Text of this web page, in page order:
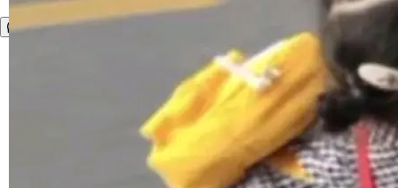
成本降低 30%，精度不变。 FP8 省的不仅是显
存 KV cache 是推理时最吃显...
先理解你的语境和意图，再把准确的文字直接给
到你。从“逐字转写、单点优化”演进为“理解语
境、兼容场景、一键直出”。 Hy ASR 3.0 previe
w 不要求标准普通话，方言识别覆盖粤语、吴语
等 10 大方言片区和 20 余个二级小片区。在开
源评测集中，Hy ASR 3.0 preview 在多语种的